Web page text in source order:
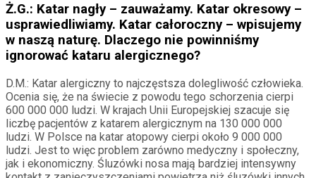
Ż.G.: Katar nagły – zauważamy. Katar okresowy –
usprawiedliwiamy. Katar całoroczny – wpisujemy
w naszą naturę. Dlaczego nie powinniśmy
ignorować kataru alergicznego?
D.M.: Katar alergiczny to najczęstsza dolegliwość człowieka.
Ocenia się, że na świecie z powodu tego schorzenia cierpi
600 000 000 ludzi. W krajach Unii Europejskiej szacuje się
liczbę pacjentów z katarem alergicznym na 130 000 000
ludzi. W Polsce na katar atopowy cierpi około 9 000 000
ludzi. Jest to więc problem zarówno medyczny i społeczny,
jak i ekonomiczny. Śluzówki nosa mają bardziej intensywny